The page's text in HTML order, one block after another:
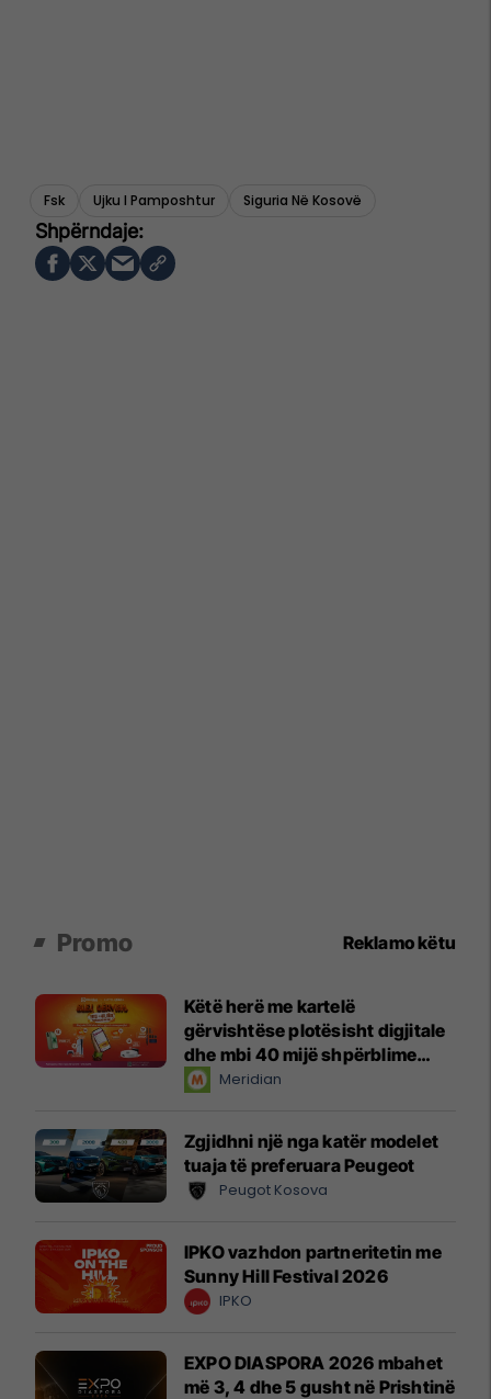
Fsk Ujku I Pamposhtur Siguria Në Kosovë
Promo Reklamo këtu
Këtë herë me kartelë
gërvishtëse plotësisht digjitale
dhe mbi 40 mijë shpërblime
instant!Meridian
Zgjidhni një nga katër modelet
tuaja të preferuara Peugeot
Peugot Kosova
IPKO vazhdon partneritetin me
Sunny Hill Festival 2026
IPKO
EXPO DIASPORA 2026 mbahet
më 3, 4 dhe 5 gusht në Prishtinë